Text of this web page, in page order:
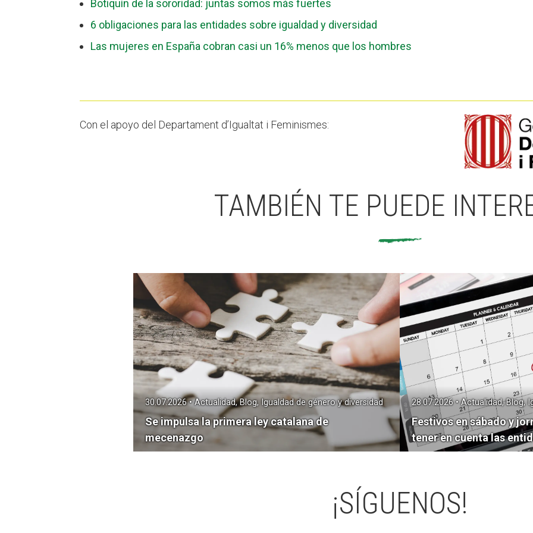
Botiquín de la sororidad: juntas somos más fuertes
6 obligaciones para las entidades sobre igualdad y diversidad
Las mujeres en España cobran casi un 16% menos que los hombres
Con el apoyo del Departament d’Igualtat i Feminismes:
TAMBIÉN TE PUEDE
Se impulsa la primera ley catalana de
mecenazgo
30.07.2026 • Actualidad, Blog, Igualdad de género y diversidad
Festivos en sábado y
tener en cuenta las
28.07.2026 • Actualidad, Blog,
¡SÍGUENOS!